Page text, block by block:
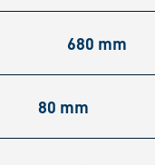
680 mm
80 mm